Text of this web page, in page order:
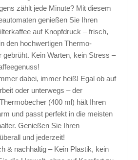
zählt jede Minute? Mit diesem
genießen Sie Ihren
auf Knopfdruck – frisch,
den hochwertigen Thermo-
gebrüht. Kein Warten, kein Stress –
dabei, immer heiß! Egal ob auf
oder unterwegs – der
(400 ml) hält Ihren
und passt perfekt in die meisten
Genießen Sie Ihren
und jederzeit!
& nachhaltig – Kein Plastik, kein